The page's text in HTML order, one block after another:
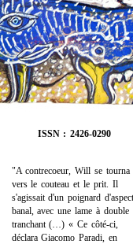
ISSN : 2426-0290
"A contrecoeur, Will se tourna
vers le couteau et le prit. Il
s'agissait d'un poignard
banal, avec une lame à double
tranchant (…) « Ce côté-ci,
déclara Giacomo Paradi, en